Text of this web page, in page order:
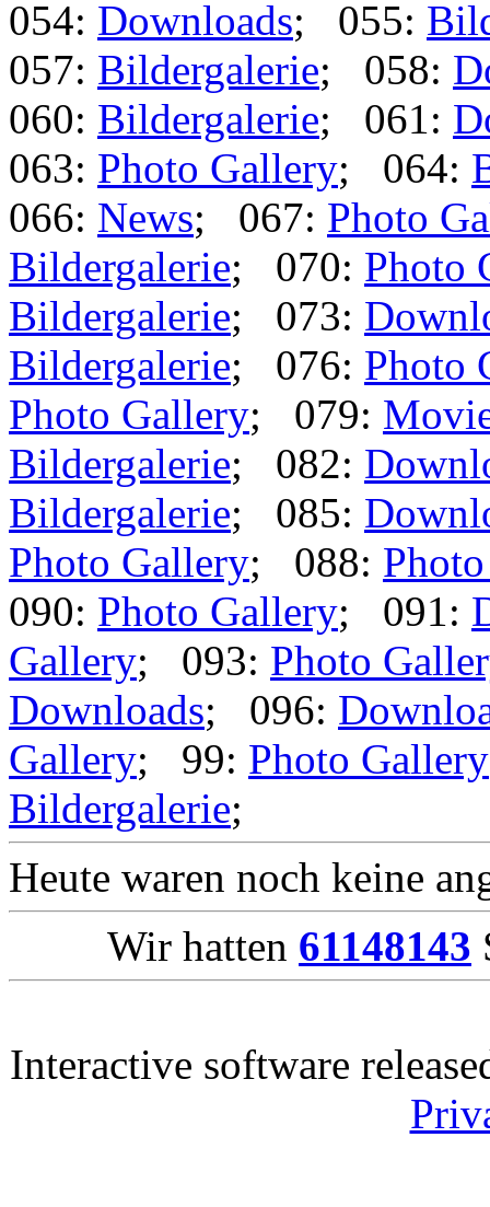
054: Downloads; 055:
057: Bildergalerie; 058:
060: Bildergalerie; 061:
063: Photo Gallery; 064:
066: News; 067: Photo
Bildergalerie; 070: Photo
Bildergalerie; 073:
Bildergalerie; 076: Photo
Photo Gallery; 079:
Bildergalerie; 082:
Bildergalerie; 085:
Photo Gallery; 088:
090: Photo Gallery; 091:
Gallery; 093: Photo
Downloads; 096:
Gallery; 99: Photo Gallery
Bildergalerie;
Heute waren noch keine
Wir hatten 61148143
Interactive software